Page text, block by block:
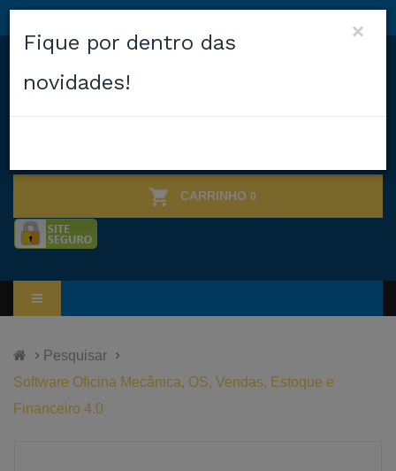
×
Fique por dentro das
novidades!
CARRINHO 0
Pesquisar
Software Oficina Mecânica, OS, Vendas, Estoque e
Financeiro 4.0